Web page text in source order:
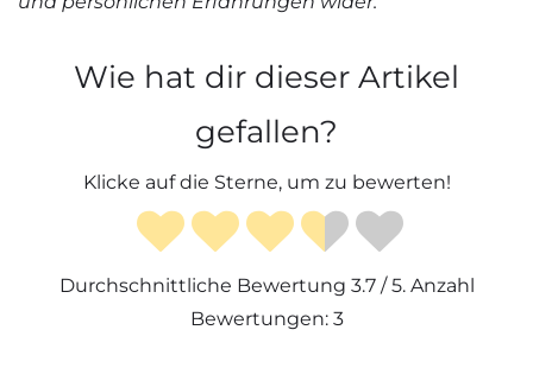
Wie hat dir dieser Artikel
gefallen?
Klicke auf die Sterne, um zu bewerten!
Durchschnittliche Bewertung 3.7/ 5. Anzahl
Bewertungen: 3